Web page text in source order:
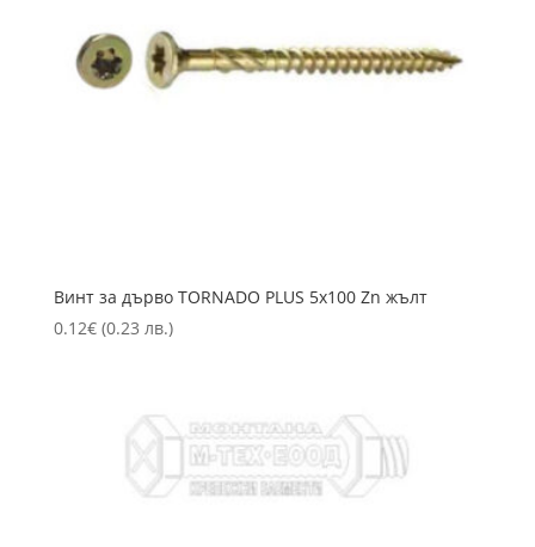
Винт за дърво TORNADO PLUS 5х100 Zn жълт
0.12€ (0.23 лв.)